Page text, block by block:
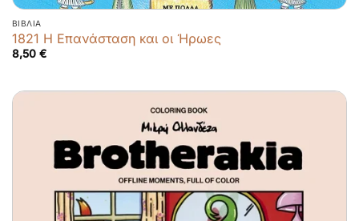
ΒΙΒΛΊΑ
1821 Η Επανάσταση και οι Ήρωες
8,50 €